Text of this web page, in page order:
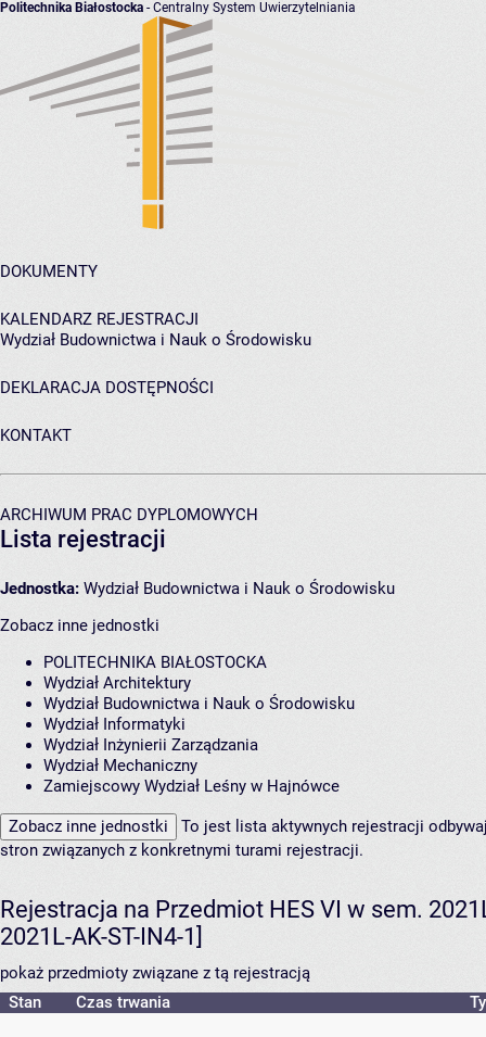
Politechnika Białostocka - Centralny System Uwierzytelniania
DOKUMENTY
KALENDARZ REJESTRACJI
Wydział Budownictwa i Nauk o Środowisku
DEKLARACJA DOSTĘPNOŚCI
KONTAKT
ARCHIWUM PRAC DYPLOMOWYCH
Lista rejestracji
Jednostka: Wydział Budownictwa i Nauk o Środowisku
Zobacz inne jednostki
POLITECHNIKA BIAŁOSTOCKA
Wydział Architektury
Wydział Budownictwa i Nauk o Środowisku
Wydział Informatyki
Wydział Inżynierii Zarządzania
Wydział Mechaniczny
Zamiejscowy Wydział Leśny w Hajnówce
Zobacz inne jednostki
To jest lista aktywnych rejestracji
stron związanych z konkretnymi turami rejestracji.
Rejestracja na Przedmiot HES VI w sem.
2021L-AK-ST-IN4-1]
pokaż przedmioty związane z tą rejestracją
Stan
Czas trwania